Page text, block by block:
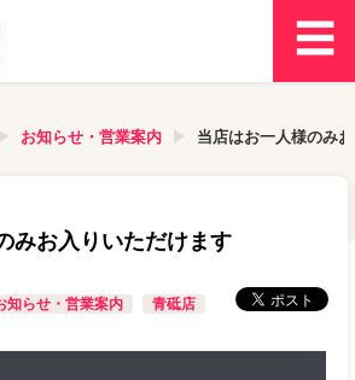
お知らせ・営業案内 当店はお一人様のみ
みお入りいただけます
知らせ・営業案内 青砥店